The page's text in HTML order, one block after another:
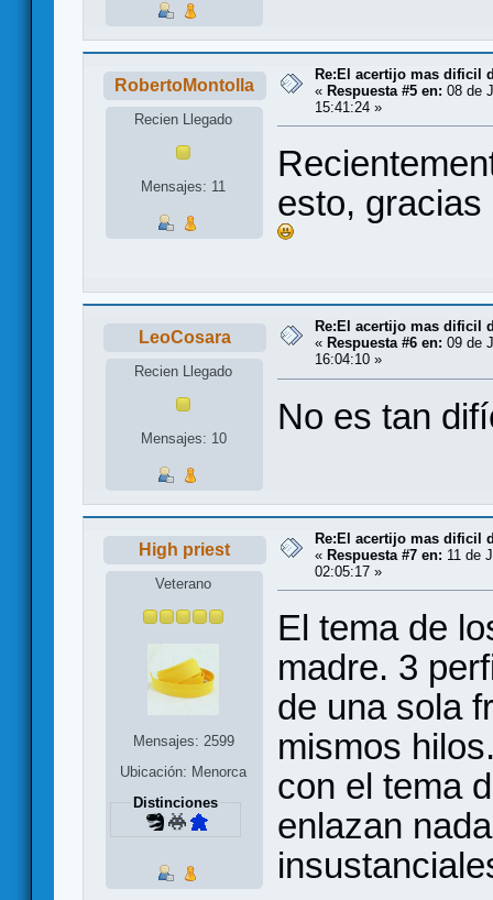
RobertoMontolla
Recien Llegado
Mensajes: 11
Re:El acertijo mas dificil
« Respuesta #5 en: 08 de
15:41:24 »
esto,
LeoCosara
Recien Llegado
Mensajes: 10
Re:El acertijo mas dificil
« Respuesta #6 en: 09 de
16:04:10 »
No es tan
High priest
Veterano
Mensajes: 2599
Ubicación: Menorca
Distinciones
Re:El acertijo mas dificil
« Respuesta #7 en: 11 de
02:05:17 »
El tema de
madre. 3
de una sola
mismos
con el tema
enlazan